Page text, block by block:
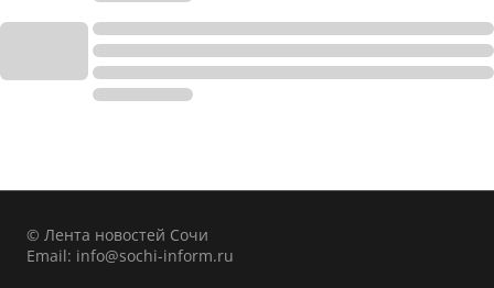
© Лента новостей Сочи
Email: info@sochi-inform.ru